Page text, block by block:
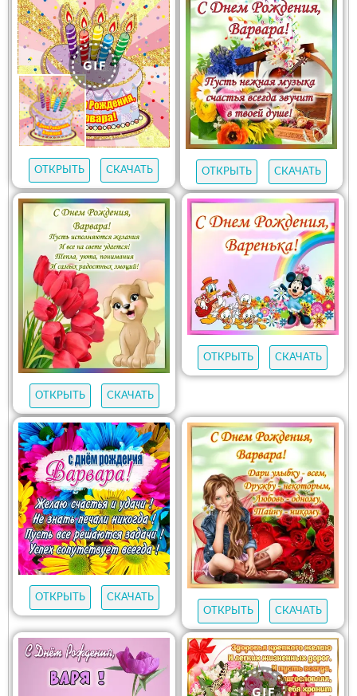
ОТКРЫТЬ СКАЧАТЬ ОТКРЫТЬ СКАЧАТЬ
ОТКРЫТЬ СКАЧАТЬ
ОТКРЫТЬ СКАЧАТЬ
ОТКРЫТЬ
СКАЧАТЬ
ОТКРЫТЬ
СКАЧАТЬ